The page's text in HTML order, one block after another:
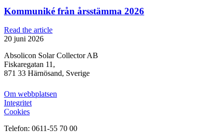
Kommuniké från årsstämma 2026
Read the article
20 juni 2026
Absolicon Solar Collector AB
Fiskaregatan 11,
871 33 Härnösand, Sverige
Om webbplatsen
Integritet
Cookies
Telefon: 0611-55 70 00